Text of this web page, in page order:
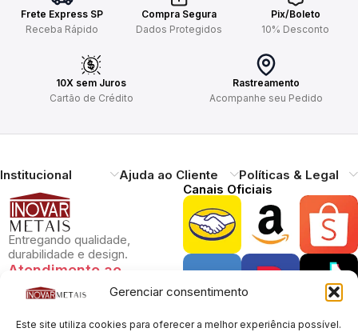
Gerenciar consentimento
Este site utiliza cookies para oferecer a melhor experiência possível.
Frete Express SP
Receba Rápido
Compra Segura
Dados Protegidos
Pix/Boleto
10% Desconto
10X sem Juros
Cartão de Crédito
Rastreamento
Acompanhe seu Pedido
Institucional Ajuda ao Cliente Políticas & Legal
Entregando qualidade,
durabilidade e design.
Atendimento ao
Cliente
Estamos à disposição.
Canais Oficiais
Pague com Segurança